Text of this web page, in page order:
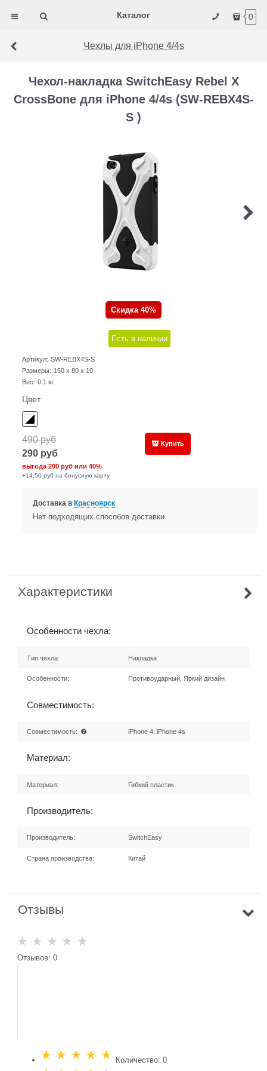
Каталог 0
Чехлы для iPhone 4/4s
Чехол-накладка SwitchEasy Rebel X
CrossBone для iPhone 4/4s (SW-REBX4S-
S )
Скидка 40%
Есть в наличии
Артикул: SW-REBX4S-S
Размеры: 150 x 80 x 10
Вес: 0,1 кг.
Цвет
490 руб
290 руб
выгода200 руб или40%
+14,50 руб на бонусную карту
Купить
Доставка в Красноярск
Нет подходящих способов доставки
Характеристики
Особенности чехла:
Тип чехла: Накладка
Особенности: Противоударный, Яркий дизайн
Совместимость:
Совместимость: iPhone 4, iPhone 4s
Материал:
Материал: Гибкий пластик
Производитель:
Производитель: SwitchEasy
Страна производства: Китай
Отзывы
Отзывов: 0
Количество: 0